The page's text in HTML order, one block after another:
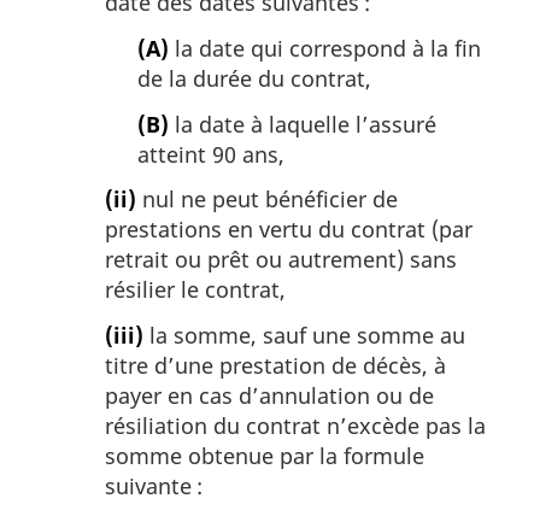
(A) la date qui correspond à la fin
de la durée du contrat,
(B) la date à laquelle l’assuré
atteint 90 ans,
(ii) nul ne peut bénéficier de
prestations en vertu du contrat (par
retrait ou prêt ou autrement) sans
résilier le contrat,
(iii) la somme, sauf une somme au
titre d’une prestation de décès, à
payer en cas d’annulation ou de
résiliation du contrat n’excède pas la
somme obtenue par la formule
suivante :